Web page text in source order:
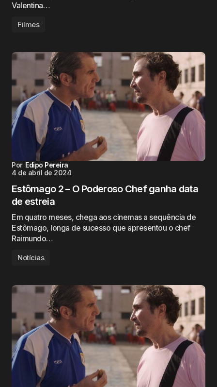
Valentina…
Filmes
Por Edipo Pereira
4 de abril de 2024
Estômago 2 – O Poderoso Chef ganha data
de estreia
Em quatro meses, chega aos cinemas a sequência de
Estômago, longa de sucesso que apresentou o chef
Raimundo…
Notícias